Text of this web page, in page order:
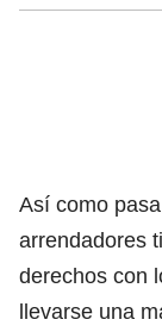
Así como
arrendadores
derechos con
llevarse una